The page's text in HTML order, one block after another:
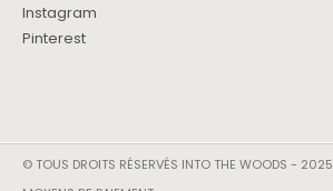
Instagram
Pinterest
© TOUS DROITS RÉSERVÉS INTO THE WOODS - 2025